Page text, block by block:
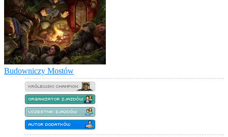
Budowniczy Mostów